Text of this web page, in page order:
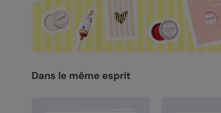
Dans le même esprit